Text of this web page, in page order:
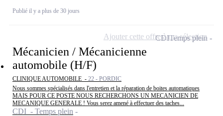
Publié il y a plus de 30 jours
Mécanicien / Mécanicienne
automobile (H/F)
CLINIQUE AUTOMOBILE - 22 - PORDIC
Nous sommes spécialisés dans l'entretien et la réparation de boites automatiques
MAIS POUR CE POSTE NOUS RECHERCHONS UN MECANICIEN DE
MECANIQUE GENERALE ! Vous serez amené à effectuer des taches...
CDI - Temps plein
CDITemps plein
Ajouter cette offre à ma sélection